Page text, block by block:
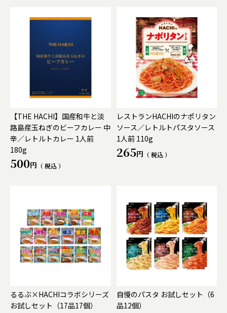
【THE HACHI】国産和牛と淡
路島産玉ねぎのビーフカレー 中
辛／レトルトカレー 1人前
180g
500 税込
レストランHACHIのナポリタン
ソース／レトルトパスタソース
1人前 110g
265 税込
るるぶ×HACHIコラボシリーズ
お試しセット（17品17個）
自慢のパスタ お試しセット（6
品12個）